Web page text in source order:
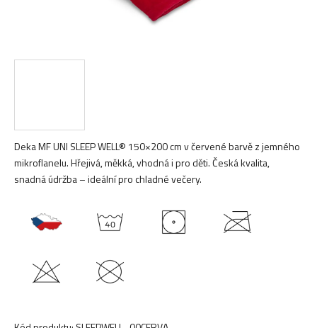
Deka MF UNI SLEEP WELL® 150×200 cm v červené barvě z jemného
mikroflanelu. Hřejivá, měkká, vhodná i pro děti. Česká kvalita,
snadná údržba – ideální pro chladné večery.